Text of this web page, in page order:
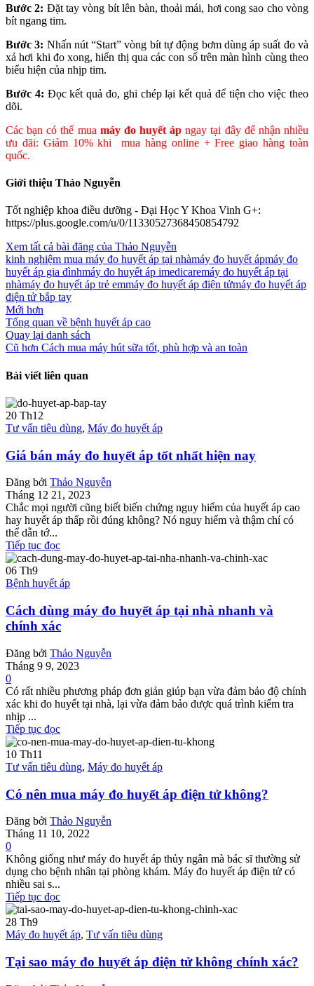
Bước 2: Đặt tay vòng bít lên bàn, thoải mái, hơi cong sao cho vòng
bít ngang tim.
Bước 3: Nhấn nút “Start” vòng bít tự động bơm dùng áp suất đo và
xả hơi khi đo xong, hiển thị qua các con số trên màn hình cùng theo
biểu hiện của nhịp tim.
Bước 4: Đọc kết quả đo, ghi chép lại kết quả để tiện cho việc theo
dõi.
Các bạn có thể mua máy đo huyết áp ngay tại đây để nhận nhiều
ưu đãi: Giảm 10% khi mua hàng online + Free giao hàng toàn
quốc.
Giới thiệu Thảo Nguyễn
Tốt nghiệp khoa điều dưỡng - Đại Học Y Khoa Vinh G+:
https://plus.google.com/u/0/11330527368450854792
Xem tất cả bài đăng của Thảo Nguyễn
kinh nghiệm mua máy đo huyết áp tại nhàmáy đo huyết ápmáy đo
huyết áp gia đìnhmáy đo huyết áp imedicaremáy đo huyết áp tại
nhàmáy đo huyết áp trẻ emmáy đo huyết áp điện tửmáy đo huyết áp
điện tử bắp tay
Mới hơn
Tổng quan về bệnh huyết áp cao
Quay lại danh sách
Cũ hơn Cách mua máy hút sữa tốt, phù hợp và an toàn
Bài viết liên quan
20 Th12
Tư vấn tiêu dùng, Máy đo huyết áp
Giá bán máy đo huyết áp tốt nhất hiện nay
Đăng bởi Thảo Nguyễn
Tháng 12 21, 2023
Chắc mọi người cũng biết biến chứng nguy hiểm của huyết áp cao
hay huyết áp thấp rồi đúng không? Nó nguy hiểm và thậm chí có
thể dẫn tớ...
Tiếp tục đọc
06 Th9
Bệnh huyết áp
Cách dùng máy đo huyết áp tại nhà nhanh và
chính xác
Đăng bởi Thảo Nguyễn
Tháng 9 9, 2023
0
Có rất nhiều phương pháp đơn giản giúp bạn vừa đảm bảo độ chính
xác khi đo huyết tại nhà, lại vừa đảm bảo được quá trình kiểm tra
nhịp ...
Tiếp tục đọc
10 Th11
Tư vấn tiêu dùng, Máy đo huyết áp
Có nên mua máy đo huyết áp điện tử không?
Đăng bởi Thảo Nguyễn
Tháng 11 10, 2022
0
Không giống như máy đo huyết áp thủy ngân mà bác sĩ thường sử
dụng cho bệnh nhân tại phòng khám. Máy đo huyết áp điện tử có
nhiều sai s...
Tiếp tục đọc
28 Th9
Máy đo huyết áp, Tư vấn tiêu dùng
Tại sao máy đo huyết áp điện tử không chính xác?